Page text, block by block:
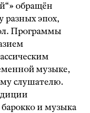
обращён
разных эпох,
Программы
музыке,
слушателю.
барокко и музыка